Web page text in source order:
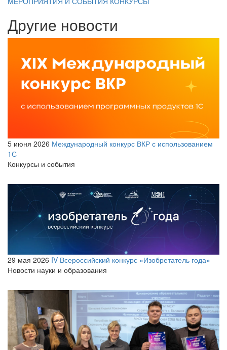
Другие новости
5 июня 2026 Международный конкурс ВКР с использованием
1С
Конкурсы и события
29 мая 2026 IV Всероссийский конкурс «Изобретатель года»
Новости науки и образования